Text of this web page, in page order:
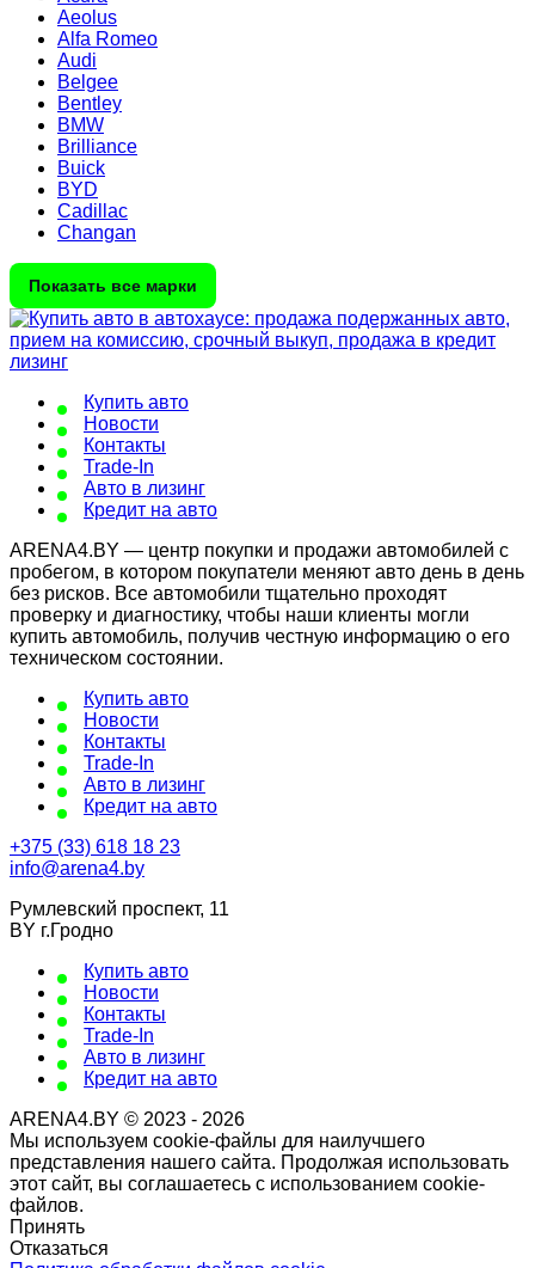
Aeolus
Alfa Romeo
Audi
Belgee
Bentley
BMW
Brilliance
Buick
BYD
Cadillac
Changan
Показать все марки
Купить авто
Новости
Контакты
Trade-In
Авто в лизинг
Кредит на авто
ARENA4.BY — центр покупки и продажи автомобилей с
пробегом, в котором покупатели меняют авто день в день
без рисков. Все автомобили тщательно проходят
проверку и диагностику, чтобы наши клиенты могли
купить автомобиль, получив честную информацию о его
техническом состоянии.
Купить авто
Новости
Контакты
Trade-In
Авто в лизинг
Кредит на авто
+375 (33) 618 18 23
info@arena4.by
Румлевский проспект, 11
BY г.Гродно
Купить авто
Новости
Контакты
Trade-In
Авто в лизинг
Кредит на авто
ARENA4.BY © 2023 - 2026
Мы используем cookie-файлы для наилучшего
представления нашего сайта. Продолжая использовать
этот сайт, вы соглашаетесь с использованием cookie-
файлов.
Принять
Отказаться